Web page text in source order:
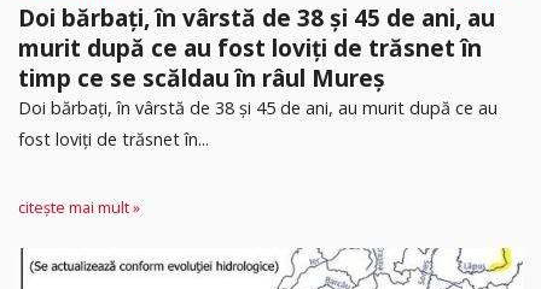
Doi bărbați, în vârstă de 38 și 45 de ani, au
murit după ce au fost loviți de trăsnet în
timp ce se scăldau în râul Mureș
Doi bărbați, în vârstă de 38 și 45 de ani, au murit după ce au
fost loviți de trăsnet în...
citește mai mult »